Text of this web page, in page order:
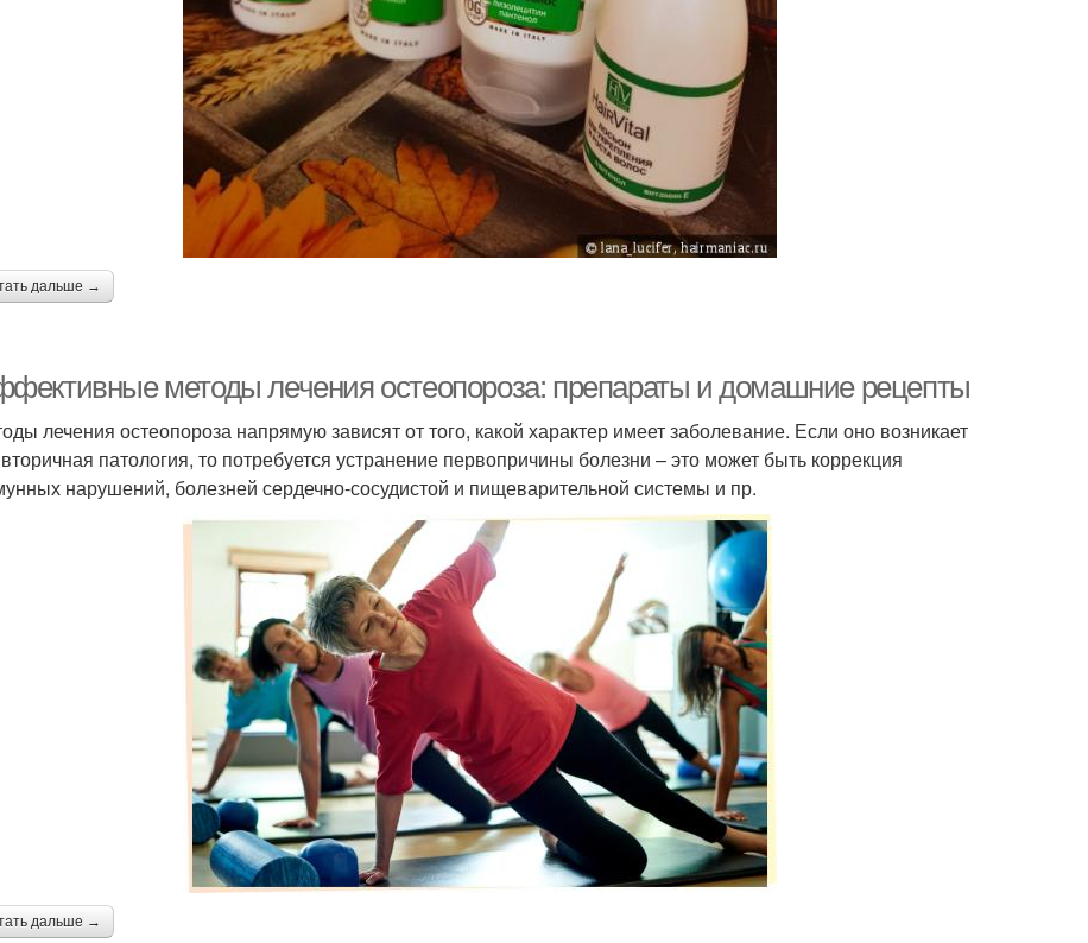
дальше →
методы лечения остеопороза: препараты и домашние рецепты
лечения остеопороза напрямую зависят от того, какой характер имеет заболевание. Если оно возникает
вторичная патология, то потребуется устранение первопричины болезни – это может быть коррекция
нарушений, болезней сердечно-сосудистой и пищеварительной системы и пр.
дальше →